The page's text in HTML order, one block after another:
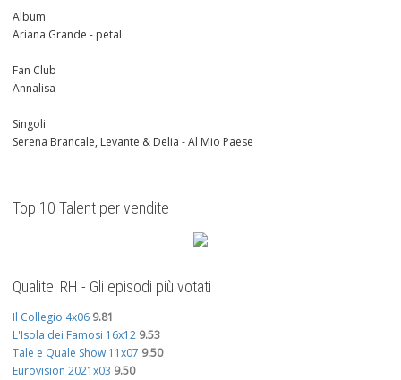
Album
Ariana Grande - petal
Fan Club
Annalisa
Singoli
Serena Brancale, Levante & Delia - Al Mio Paese
Top 10 Talent per vendite
Qualitel RH - Gli episodi più votati
Il Collegio 4x06 9.81
L'Isola dei Famosi 16x12 9.53
Tale e Quale Show 11x07 9.50
Eurovision 2021x03 9.50